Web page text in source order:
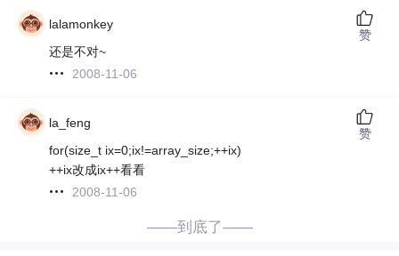
lalamonkey
还是不对~
2008-11-06
赞
la_feng
for(size_t ix=0;ix!=array_size;++ix)
++ix改成ix++看看
2008-11-06
赞
——到底了——